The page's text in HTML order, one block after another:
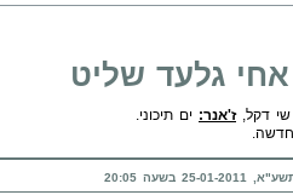
אחי גלעד שליט
שי דקל,ז'אנר: ים תיכוני.
20:05